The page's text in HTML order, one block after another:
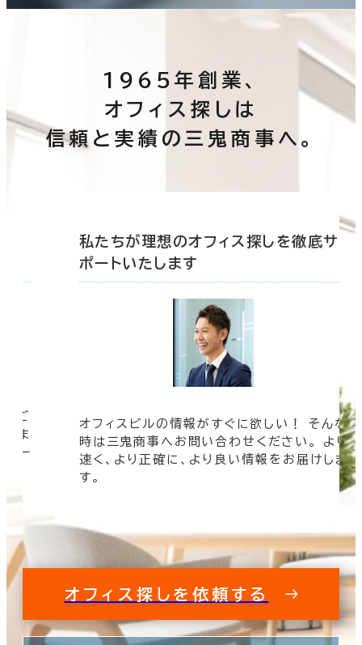
1965年創業、
オフィス探しは
信頼と実績の三鬼商事へ。
ご
ま
ペー
私たちが理想のオフィス探しを徹底サ
ポートいたします
オフィスビルの情報がすぐに欲しい！ そんな
時は三鬼商事へお問い合わせください。 より
速く、より正確に、より良い情報をお届けしま
す。
オフィス探しを依頼する